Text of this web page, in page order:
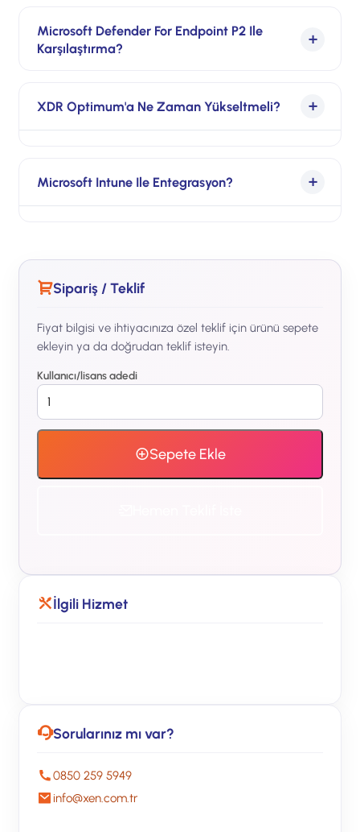
eğitimi + sadeleştirilmiş yönetim. KES
Advanced kullananlar otomatik göç ediyor.
Microsoft Defender For Endpoint P2 Ile
Karşılaştırma?
Defender M365 E5'te dahil; Kaspersky
XDR Optimum'a Ne Zaman Yükseltmeli?
(firewall + email + cloud apps) gerektiğinde
XDR Optimum.
Microsoft Intune Ile Entegrasyon?
Intune+Defender ya Kaspersky tam stack.
Sipariş / Teklif
Fiyat bilgisi ve ihtiyacınıza özel teklif için ürünü sepete
ekleyin ya da doğrudan teklif isteyin.
Kullanıcı/lisans adedi
Sepete Ekle
İlgili Hizmet
Sorularınız mı var?
0850 259 5949
info@xen.com.tr